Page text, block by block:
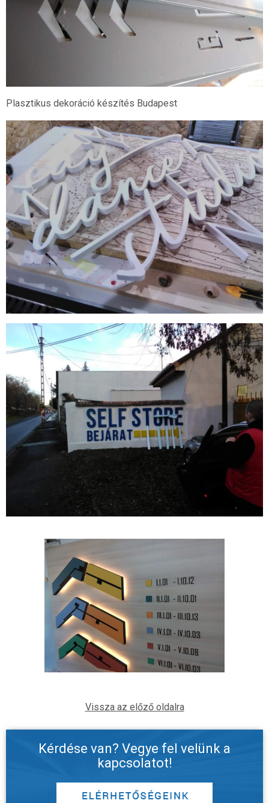
Plasztikus dekoráció készítés Budapest
Vissza az előző oldalra
Kérdése van? Vegye fel velünk a
kapcsolatot!